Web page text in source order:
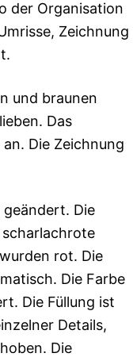
der Organisation
Zeichnung
und braunen
Das
Die Zeichnung
geändert. Die
rot. Die
Die Farbe
Die Füllung ist
Details,
Die